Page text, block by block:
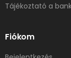
Tájékoztató a
Fiókom